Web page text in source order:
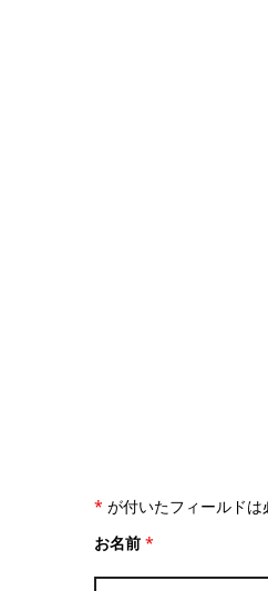
* が付いたフィールドは
お名前 *